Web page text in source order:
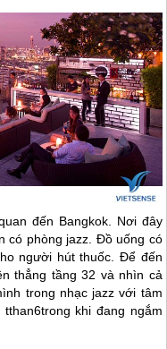
đến Bangkok. Nơi đây
có phòng jazz. Đồ uống có
người hút thuốc. Để đến
thẳng tầng 32 và nhìn cả
trong nhạc jazz với tâm
khi đang ngắm